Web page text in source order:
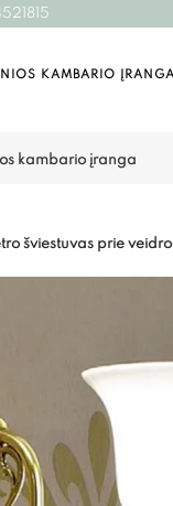
KAMBARIO ĮRANGA
kambario įranga
šviestuvas prie